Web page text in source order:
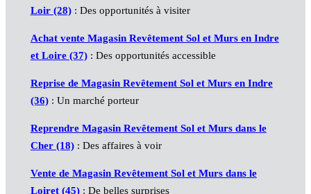
Loir (28): Des opportunités à visiter
Achat vente Magasin Revêtement Sol et Murs en Indre
et Loire (37): Des opportunités accessible
Reprise de Magasin Revêtement Sol et Murs en Indre
(36): Un marché porteur
Reprendre Magasin Revêtement Sol et Murs dans le
Cher (18): Des affaires à voir
Vente de Magasin Revêtement Sol et Murs dans le
Loiret (45): De belles surprises